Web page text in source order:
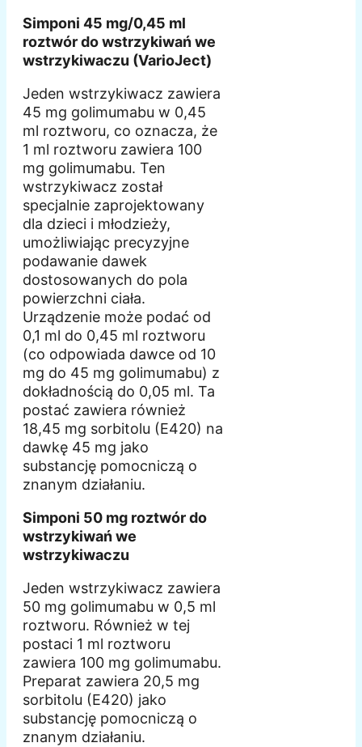
Simponi 45 mg/0,45 ml
roztwór do wstrzykiwań we
wstrzykiwaczu (VarioJect)
Jeden wstrzykiwacz zawiera
45 mg golimumabu w 0,45
ml roztworu, co oznacza, że
1 ml roztworu zawiera 100
mg golimumabu. Ten
wstrzykiwacz został
specjalnie zaprojektowany
dla dzieci i młodzieży,
umożliwiając precyzyjne
podawanie dawek
dostosowanych do pola
powierzchni ciała.
Urządzenie może podać od
0,1 ml do 0,45 ml roztworu
(co odpowiada dawce od 10
mg do 45 mg golimumabu) z
dokładnością do 0,05 ml. Ta
postać zawiera również
18,45 mg sorbitolu (E420) na
dawkę 45 mg jako
substancję pomocniczą o
znanym działaniu.
Simponi 50 mg roztwór do
wstrzykiwań we
wstrzykiwaczu
Jeden wstrzykiwacz zawiera
50 mg golimumabu w 0,5 ml
roztworu. Również w tej
postaci 1 ml roztworu
zawiera 100 mg golimumabu.
Preparat zawiera 20,5 mg
sorbitolu (E420) jako
substancję pomocniczą o
znanym działaniu.